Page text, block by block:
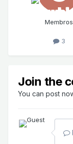
Membros
3
Join the
You can post